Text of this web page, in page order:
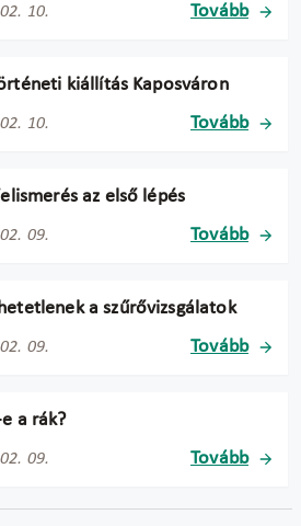
10. Tovább
kiállítás Kaposváron
10. Tovább
az első lépés
09. Tovább
a szűrővizsgálatok
09. Tovább
a rák?
09. Tovább